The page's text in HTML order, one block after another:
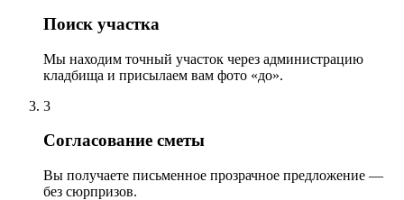
Поиск участка
Мы находим точный участок через администрацию
кладбища и присылаем вам фото «до».
3
Согласование сметы
Вы получаете письменное прозрачное предложение —
без сюрпризов.